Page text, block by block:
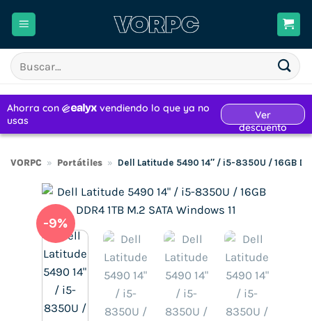
Buscar
por:
VORPC » Portátiles » Dell Latitude 5490 14″ / i5-8350U / 16GB
-9%